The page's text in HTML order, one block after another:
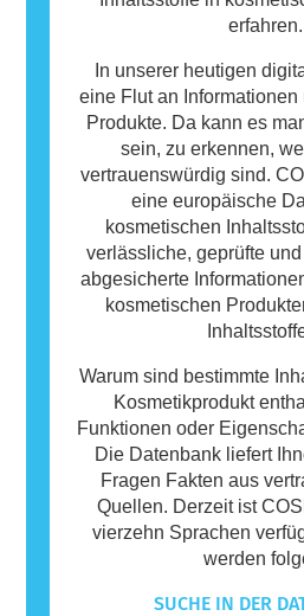
erfahren.
In unserer heutigen
eine Flut an
Produkte. Da kann es
sein, zu erkennen,
vertrauenswürdig sind.
eine europäische
kosmetischen
verlässliche, geprüfte
abgesicherte
kosmetischen
Warum sind bestimmte
Kosmetikprodukt
Funktionen oder
Die Datenbank liefert
Fragen Fakten aus
Quellen. Derzeit ist
vierzehn Sprachen
werden
SUCHE IN DER